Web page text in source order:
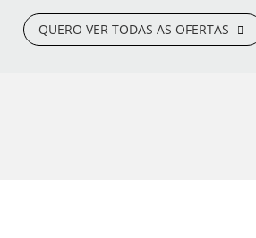
QUERO VER TODAS AS OFERTAS